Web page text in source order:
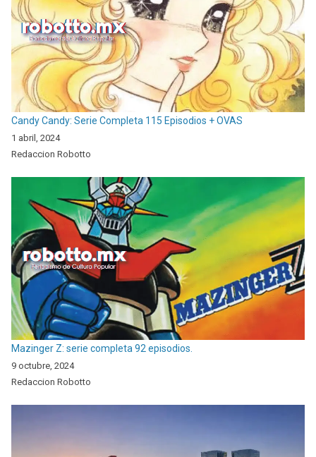
Candy Candy: Serie Completa 115 Episodios + OVAS
1 abril, 2024
Redaccion Robotto
Mazinger Z: serie completa 92 episodios.
9 octubre, 2024
Redaccion Robotto